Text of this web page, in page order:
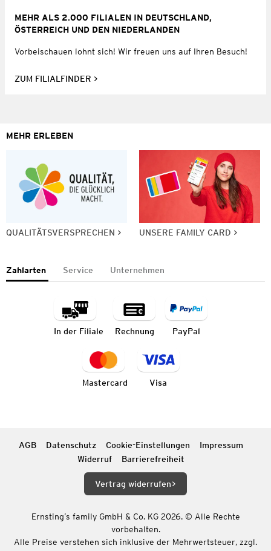
MEHR ALS 2.000 FILIALEN IN DEUTSCHLAND,
ÖSTERREICH UND DEN NIEDERLANDEN
Vorbeischauen lohnt sich! Wir freuen uns auf Ihren Besuch!
ZUM FILIALFINDER
MEHR ERLEBEN
QUALITÄTSVERSPRECHEN UNSERE FAMILY CARD
Zahlarten Service Unternehmen
In der Filiale Rechnung PayPal
Mastercard Visa
AGB Datenschutz Cookie-Einstellungen
Impressum
Widerruf
Barrierefreiheit
Vertrag widerrufen
Ernsting’s family GmbH & Co. KG 2026. © Alle Rechte
vorbehalten.
Alle Preise verstehen sich inklusive der Mehrwertsteuer, zzgl.